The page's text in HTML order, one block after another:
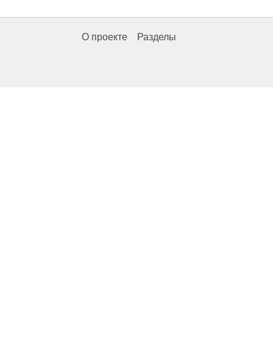
О проекте Разделы